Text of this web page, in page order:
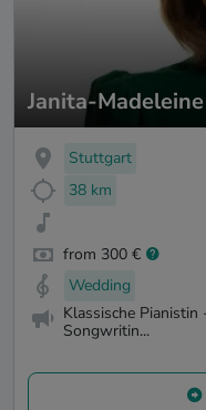
Janita-
Stuttgart
38 km
from 300 €
Wedding
Klassische
Songwritin...